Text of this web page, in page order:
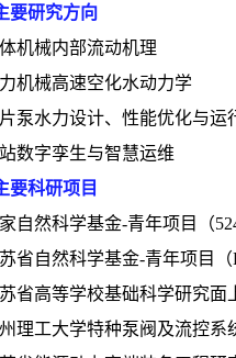
要研究方向
机械内部流动机理
机械高速空化水动力学
泵水力设计、性能优化与运
数字孪生与智慧运维
要科研项目
自然科学基金-青年项目（
省自然科学基金-青年项目（
省高等学校基础科学研究面
理工大学特种泵阀及流控系